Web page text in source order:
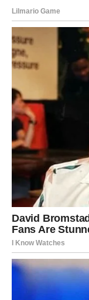
Nakon što su
posložite ih na
staviti u pećnicu
odstoje u pećnici
pasterizirao.
staklenke dok se
traje oko deset sati.
Važno je
staklenki pekmeza,
ml.
Kako biste jamčili
je držati na
Smatram da je
posebno
mogu primiti do 24
Ova tehnika